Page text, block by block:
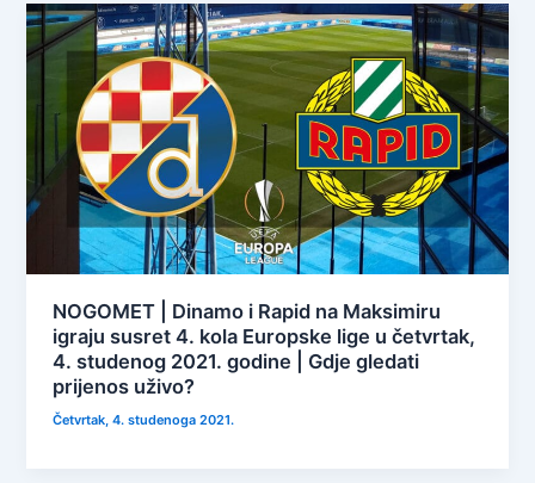
NOGOMET | Dinamo i Rapid na Maksimiru
igraju susret 4. kola Europske lige u četvrtak,
4. studenog 2021. godine | Gdje gledati
prijenos uživo?
Četvrtak, 4. studenoga 2021.